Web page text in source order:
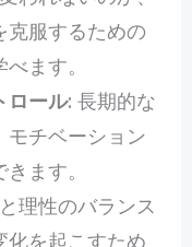
克服するための
ます。
ロール: 長期的な
モチベーション
ます。
理性のバランス
化を起こすため